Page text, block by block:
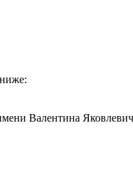
Валентина